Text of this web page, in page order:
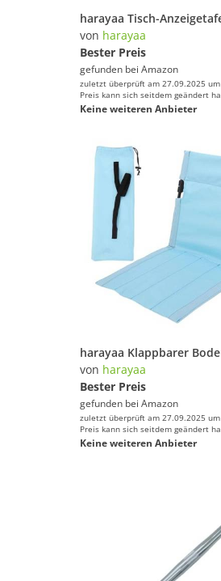
von harayaa
Bester Preis
gefunden bei Amazon
zuletzt überprüft am 27.09.2025
Preis kann sich seitdem geändert
Keine weiteren Anbieter
von harayaa
Bester Preis
gefunden bei Amazon
zuletzt überprüft am 27.09.2025
Preis kann sich seitdem geändert
Keine weiteren Anbieter